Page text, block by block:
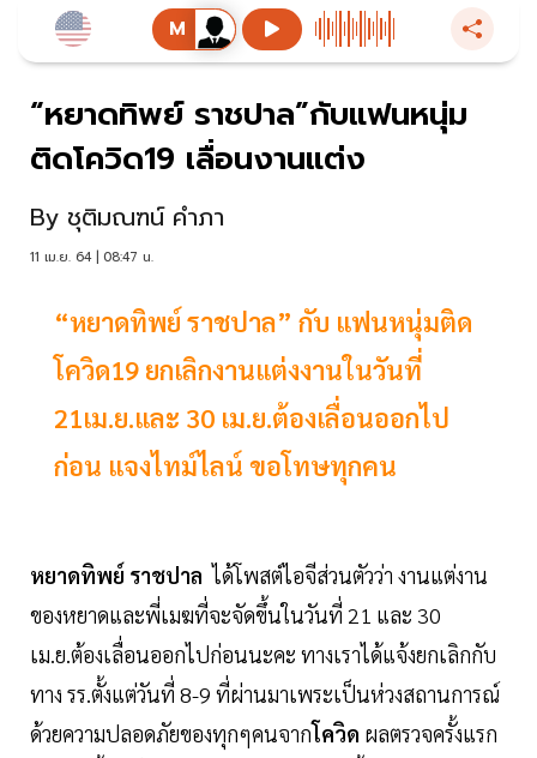
“หยาดทิพย์ ราชปาล”กับแฟนหนุ่ม
ติดโควิด19 เลื่อนงานแต่ง
By ชุติมณฑน์ คำภา
11 เม.ย. 64 | 08:47 น.
“หยาดทิพย์ ราชปาล” กับ แฟนหนุ่มติด
โควิด19 ยกเลิกงานแต่งงานในวันที่
21เม.ย.และ 30 เม.ย.ต้องเลื่อนออกไป
ก่อน แจงไทม์ไลน์ ขอโทษทุกคน
หยาดทิพย์ ราชปาลได้โพสต์ไอจีส่วนตัวว่า งานแต่งาน
ของหยาดและพี่เมฆที่จะจัดขึ้นในวันที่ 21 และ 30
เม.ย.ต้องเลื่อนออกไปก่อนนะคะ ทางเราได้แจ้งยกเลิกกับ
ทาง รร.ตั้งแต่วันที่ 8-9 ที่ผ่านมาเพระเป็นห่วงสถานการณ์
ด้วยความปลอดภัยของทุกๆคนจากโควิด ผลตรวจครั้งแรก